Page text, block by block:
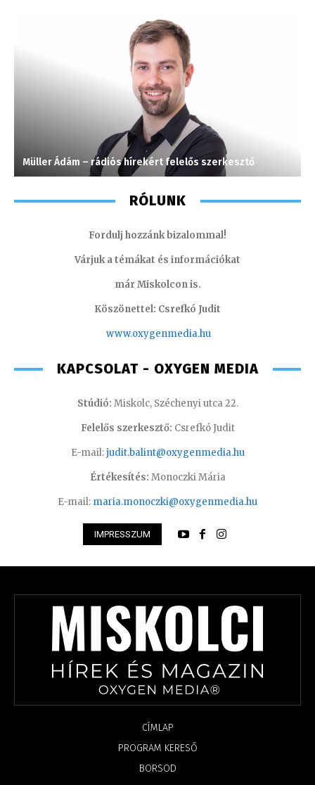
Müller Ádám – rádiós hírekért felelős szerkesztő
RÓLUNK
Fordulj hozzánk bizalommal!
Várjuk a témákat és információkat
már Miskolcon is.
Köszönettel: Csrefkó Judit
www.oxygenmedia.hu
KAPCSOLAT - OXYGEN MEDIA
Stúdió: Miskolc, Széchenyi utca 22.
Felelős szerkesztő: Csrefkó Judit
E-mail:judit.balint@oxygenmedia.hu
Értékesítés: Monoczki Mária
E-mail: maria.monoczki@oxygenmedia.hu
IMPRESSZUM
CÍMLAP
PROGRAM KERESŐ
BORSOD